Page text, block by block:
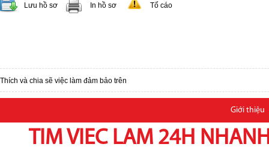
Lưu hồ sơ In hồ sơ Tố cáo
Thích và chia sẽ việc làm đảm bảo trên
Giới thiệu
TIM VIEC LAM 24H